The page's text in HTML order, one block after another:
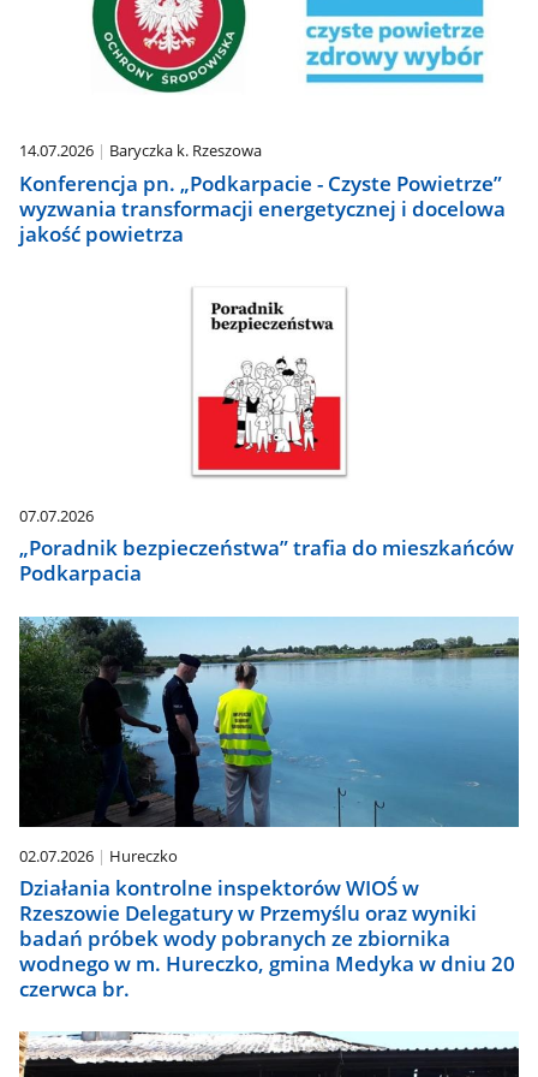
14.07.2026 Baryczka k. Rzeszowa
Konferencja pn. „Podkarpacie - Czyste Powietrze”
wyzwania transformacji energetycznej i docelowa
jakość powietrza
07.07.2026
„Poradnik bezpieczeństwa” trafia do mieszkańców
Podkarpacia
02.07.2026 Hureczko
Działania kontrolne inspektorów WIOŚ w
Rzeszowie Delegatury w Przemyślu oraz wyniki
badań próbek wody pobranych ze zbiornika
wodnego w m. Hureczko, gmina Medyka w dniu 20
czerwca br.